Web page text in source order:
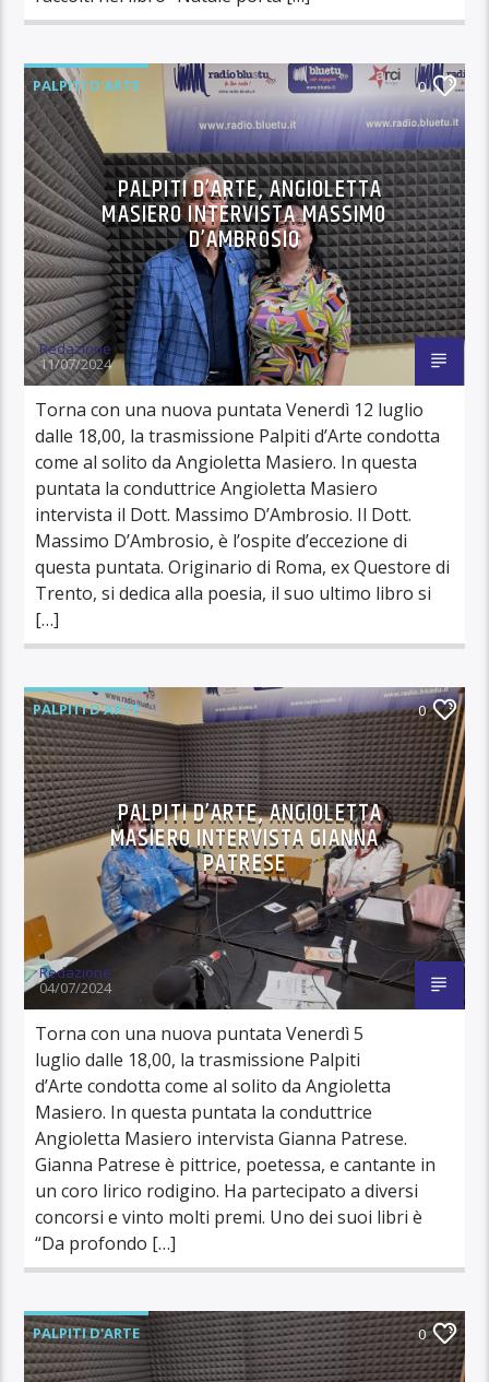
PALPITI D'ARTE 0
PALPITI D’ARTE, ANGIOLETTA
MASIERO INTERVISTA MASSIMO
D’AMBROSIO
Redazione
11/07/2024
Torna con una nuova puntata Venerdì 12 luglio
dalle 18,00, la trasmissione Palpiti d’Arte condotta
come al solito da Angioletta Masiero. In questa
puntata la conduttrice Angioletta Masiero
intervista il Dott. Massimo D’Ambrosio. Il Dott.
Massimo D’Ambrosio, è l’ospite d’eccezione di
questa puntata. Originario di Roma, ex Questore di
Trento, si dedica alla poesia, il suo ultimo libro si
[…]
PALPITI D'ARTE 0
PALPITI D’ARTE, ANGIOLETTA
MASIERO INTERVISTA GIANNA
PATRESE
Redazione
04/07/2024
Torna con una nuova puntata Venerdì 5
luglio dalle 18,00, la trasmissione Palpiti
d’Arte condotta come al solito da Angioletta
Masiero. In questa puntata la conduttrice
Angioletta Masiero intervista Gianna Patrese.
Gianna Patrese è pittrice, poetessa, e cantante in
un coro lirico rodigino. Ha partecipato a diversi
concorsi e vinto molti premi. Uno dei suoi libri è
“Da profondo […]
PALPITI D'ARTE 0